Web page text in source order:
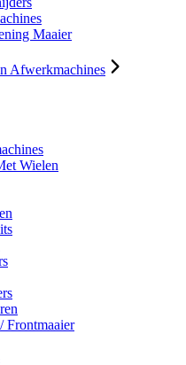
Maaier
Afwerkmachines
Wielen
Frontmaaier